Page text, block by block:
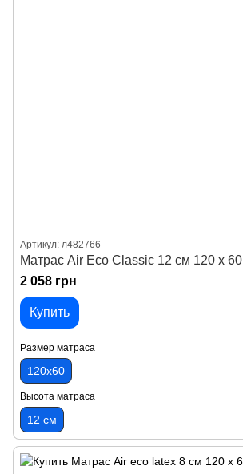
Артикул: л482766
Матрас Air Eco Classic 12 см 120 х 60
2 058 грн
Купить
Размер матраса
120х60
Высота матраса
12 см